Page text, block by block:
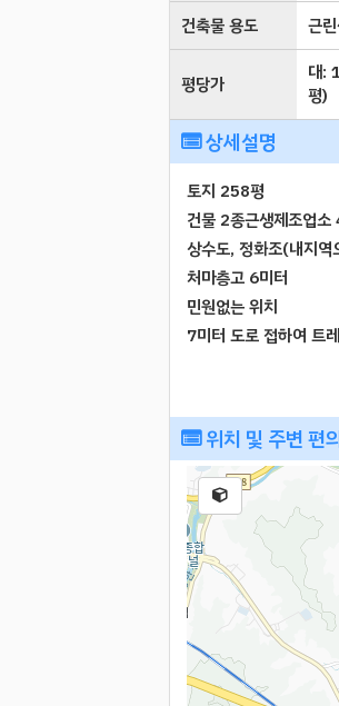
건축물 용도
근
평당가 대:
평)
상세설명
토지 258평
건물 2종근생제조업
상수도, 정화조(내지역
처마층고 6미터
민원없는 위치
7미터 도로 접하여 트
위치 및 주변 편